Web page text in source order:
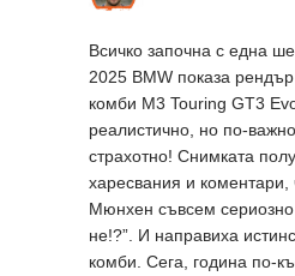
Всичко започна с една
2025 BMW показа
комби M3 Touring GT3
реалистично, но по-
страхотно! Снимката
харесвания и коментари,
Мюнхен съвсем
не!?”. И направиха
комби. Сега, година по-